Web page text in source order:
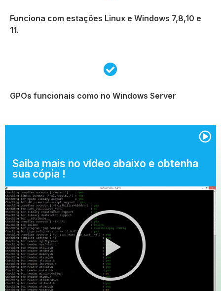
Funciona com estações Linux e Windows 7,8,10 e
11.
GPOs funcionais como no Windows Server
Saiba mais no vídeo abaixo e obtenha
sua cópia !